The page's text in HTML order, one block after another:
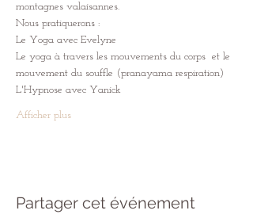
montagnes valaisannes.
Nous pratiquerons :
Le Yoga avec Evelyne
Le yoga à travers les mouvements du corps  et le
mouvement du souffle (pranayama respiration)
L'Hypnose avec Yanick
Afficher plus
Partager cet événement